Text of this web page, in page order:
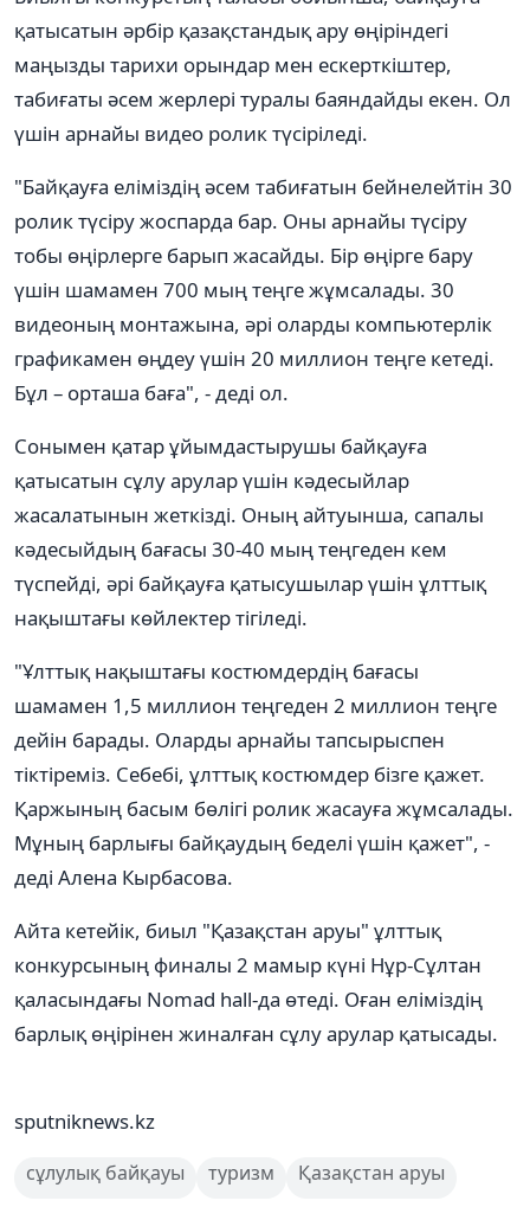
қатысатын әрбір қазақстандық ару өңіріндегі
маңызды тарихи орындар мен ескерткіштер,
табиғаты әсем жерлері туралы баяндайды екен. Ол
үшін арнайы видео ролик түсіріледі.
"Байқауға еліміздің әсем табиғатын бейнелейтін 30
ролик түсіру жоспарда бар. Оны арнайы түсіру
тобы өңірлерге барып жасайды. Бір өңірге бару
үшін шамамен 700 мың теңге жұмсалады. 30
видеоның монтажына, әрі оларды компьютерлік
графикамен өңдеу үшін 20 миллион теңге кетеді.
Бұл – орташа баға", - деді ол.
Сонымен қатар ұйымдастырушы байқауға
қатысатын сұлу арулар үшін кәдесыйлар
жасалатынын жеткізді. Оның айтуынша, сапалы
кәдесыйдың бағасы 30-40 мың теңгеден кем
түспейді, әрі байқауға қатысушылар үшін ұлттық
нақыштағы көйлектер тігіледі.
"Ұлттық нақыштағы костюмдердің бағасы
шамамен 1,5 миллион теңгеден 2 миллион теңге
дейін барады. Оларды арнайы тапсырыспен
тіктіреміз. Себебі, ұлттық костюмдер бізге қажет.
Қаржының басым бөлігі ролик жасауға жұмсалады.
Мұның барлығы байқаудың беделі үшін қажет", -
деді Алена Кырбасова.
Айта кетейік, биыл "Қазақстан аруы" ұлттық
конкурсының финалы 2 мамыр күні Нұр-Сұлтан
қаласындағы Nomad hall-да өтеді. Оған еліміздің
барлық өңірінен жиналған сұлу арулар қатысады.
sputniknews.kz
сұлулық байқауы туризм Қазақстан аруы